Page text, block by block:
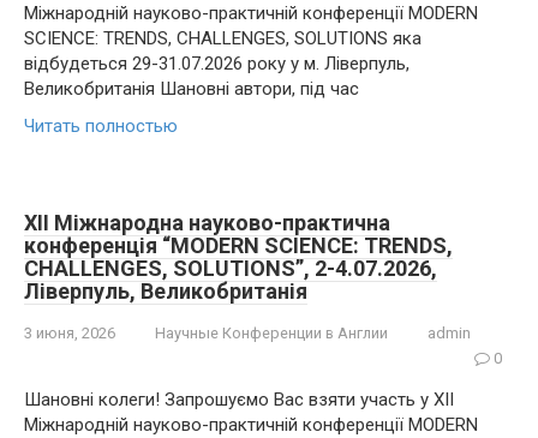
Міжнародній науково-практичній конференції MODERN
SCIENCE: TRENDS, CHALLENGES, SOLUTIONS яка
відбудеться 29-31.07.2026 року у м. Ліверпуль,
Великобританія Шановні автори, під час
Читать полностью
XII Міжнародна науково-практична
конференція “MODERN SCIENCE: TRENDS,
CHALLENGES, SOLUTIONS”, 2-4.07.2026,
Ліверпуль, Великобританія
3 июня, 2026 Научные Конференции в Англии
admin
0
Шановні колеги! Запрошуємо Вас взяти участь у XII
Міжнародній науково-практичній конференції MODERN